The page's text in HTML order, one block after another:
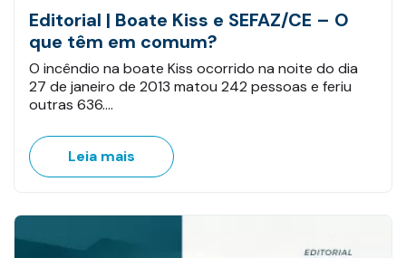
Editorial | Boate Kiss e SEFAZ/CE – O
que têm em comum?
O incêndio na boate Kiss ocorrido na noite do dia
27 de janeiro de 2013 matou 242 pessoas e feriu
outras 636.…
Leia mais